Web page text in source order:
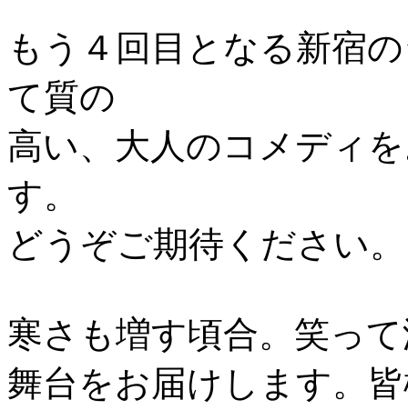
もう４回目となる新宿
て質の
高い、大人のコメディ
す。
どうぞご期待ください。
寒さも増す頃合。笑っ
舞台をお届けします。